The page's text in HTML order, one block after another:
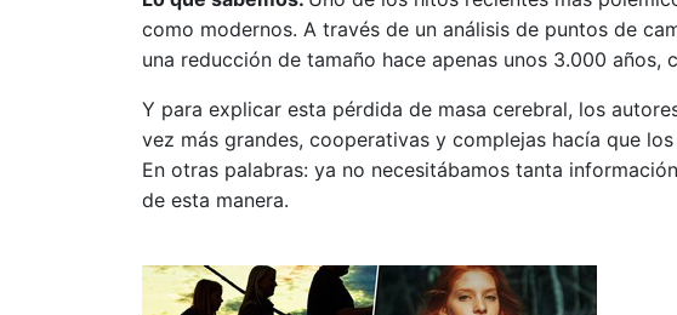
como modernos. A través de un análisis de puntos de
una reducción de tamaño hace apenas unos 3.000
Y para explicar esta pérdida de masa cerebral, los
vez más grandes, cooperativas y complejas hacía que
En otras palabras: ya no necesitábamos tanta
de esta manera.